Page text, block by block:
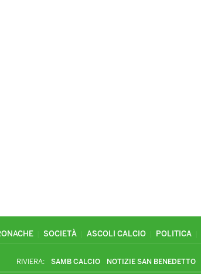
SOCIETÀ ASCOLI CALCIO POLITICA
RIVIERA: SAMB CALCIO NOTIZIE SAN BENEDETTO